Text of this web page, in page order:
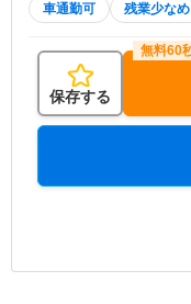
車通勤可 残業少なめ
保存する